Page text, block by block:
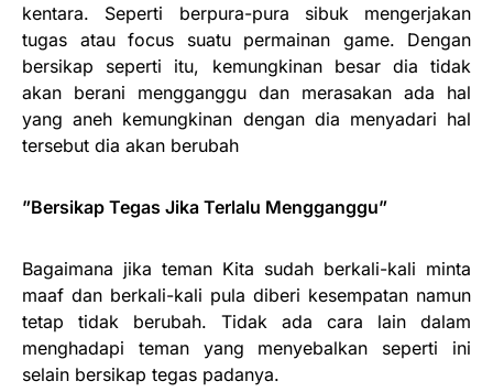
kentara. Seperti berpura-pura sibuk mengerjakan
tugas atau focus suatu permainan game. Dengan
bersikap seperti itu, kemungkinan besar dia tidak
akan berani mengganggu dan merasakan ada hal
yang aneh kemungkinan dengan dia menyadari hal
tersebut dia akan berubah
”Bersikap Tegas Jika Terlalu Mengganggu”
Bagaimana jika teman Kita sudah berkali-kali minta
maaf dan berkali-kali pula diberi kesempatan namun
tetap tidak berubah. Tidak ada cara lain dalam
menghadapi teman yang menyebalkan seperti ini
selain bersikap tegas padanya.